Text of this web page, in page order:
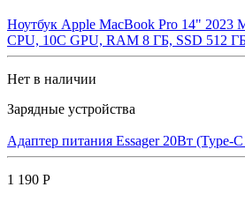
Ноутбук Apple MacBook Pro 14" 2023
CPU, 10C GPU, RAM 8 ГБ, SSD 512
Нет в наличии
Зарядные устройства
Адаптер питания Essager 20Вт (Type-
1 190 Р